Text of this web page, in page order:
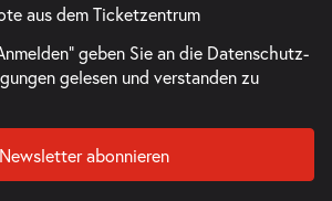
aus dem Ticketzentrum
geben Sie an die Datenschutz-
gelesen und verstanden zu
Newsletter abonnieren